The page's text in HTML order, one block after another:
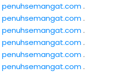
penuhsemangat.com.
penuhsemangat.com.
penuhsemangat.com.
penuhsemangat.com.
penuhsemangat.com.
penuhsemangat.com.